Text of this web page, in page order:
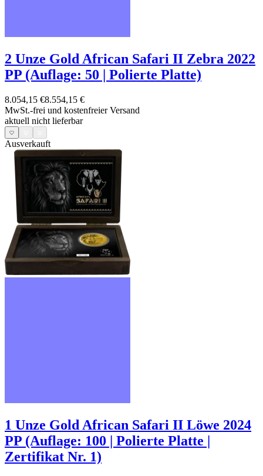
2 Unze Gold African Safari II Zebra 2022
PP (Auflage: 50 | Polierte Platte)
8.054,15 €8.554,15 €
MwSt.-frei und kostenfreier Versand
aktuell nicht lieferbar
Ausverkauft
1 Unze Gold African Safari II Löwe 2024
PP (Auflage: 100 | Polierte Platte |
Zertifikat Nr. 1)